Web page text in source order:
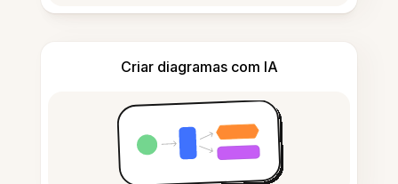
Criar diagramas com IA